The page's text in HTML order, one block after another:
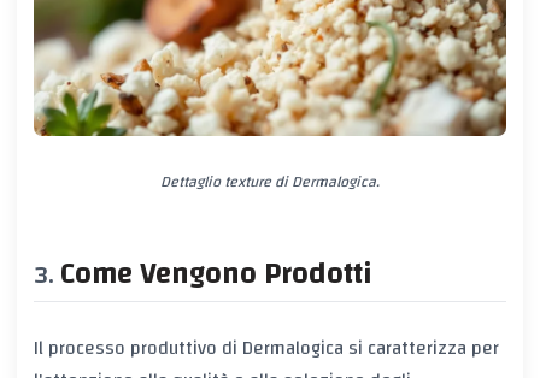
Dettaglio texture di Dermalogica.
Come Vengono Prodotti
Il processo produttivo di Dermalogica si caratterizza per